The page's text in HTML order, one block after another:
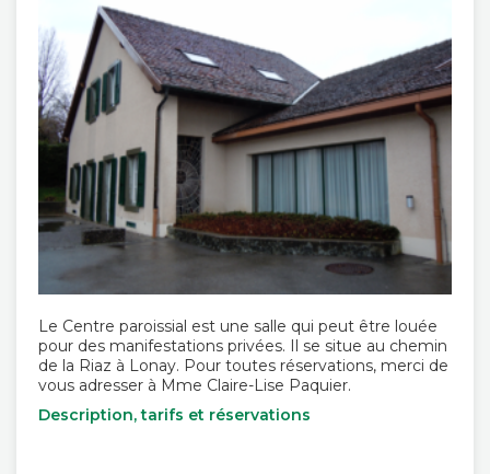
Le Centre paroissial est une salle qui peut être louée
pour des manifestations privées. Il se situe au chemin
de la Riaz à Lonay. Pour toutes réservations, merci de
vous adresser à Mme Claire-Lise Paquier.
Description, tarifs et réservations